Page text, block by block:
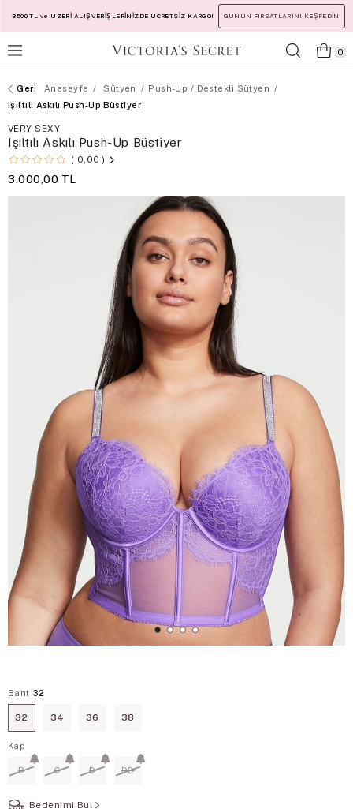
3500 TL ve ÜZERİ ALIŞVERİŞLERİNİZDE ÜCRETSİZ KARGO! GÜNÜN FIRSATLARINI KEŞFEDİN
0
Anasayfa Sütyen
Push-Up / Destekli Sütyen
Işıltılı Askılı Push-Up Büstiyer
VERY SEXY
Işıltılı Askılı Push-Up Büstiyer
0,00
3.000,00 TL
Bant 32
32 34 36 38
Kap
B C D DD
Bedenimi Bul